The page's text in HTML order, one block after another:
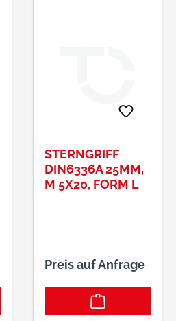
STERNGRIFF
DIN6336A 25MM,
M 5X20, FORM L
Preis auf Anfrage